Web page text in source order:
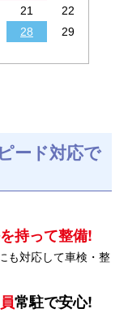
21
22
28
29
ード対応で
持って整備!
も対応して車検・整
常駐で安心!